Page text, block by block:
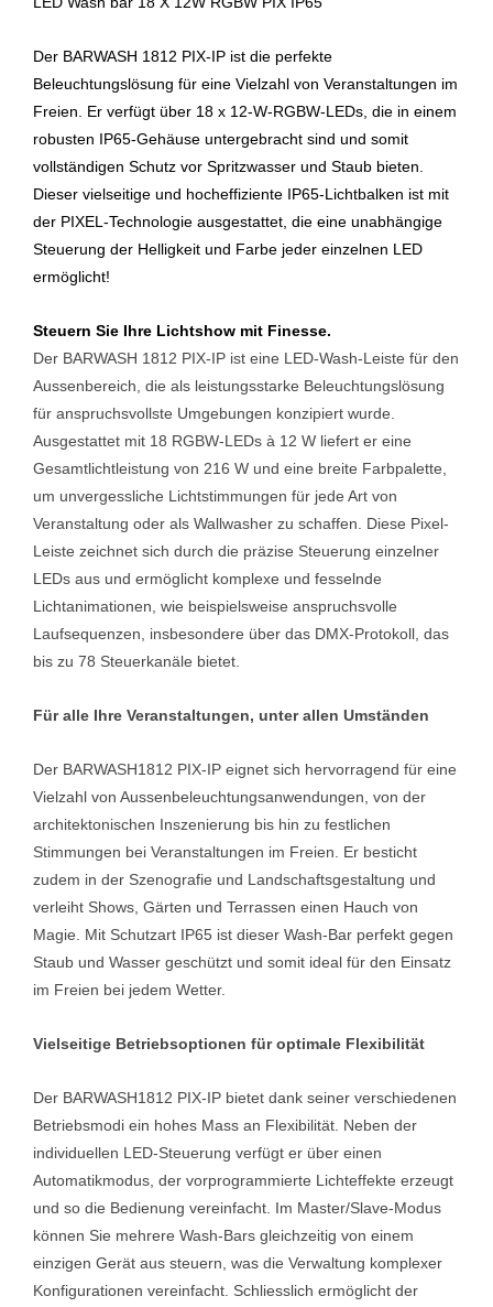
Der BARWASH 1812 PIX-IP ist die perfekte
Beleuchtungslösung für eine Vielzahl von Veranstaltungen im
Freien. Er verfügt über 18 x 12-W-RGBW-LEDs, die in einem
robusten IP65-Gehäuse untergebracht sind und somit
vollständigen Schutz vor Spritzwasser und Staub bieten.
Dieser vielseitige und hocheffiziente IP65-Lichtbalken ist mit
der PIXEL-Technologie ausgestattet, die eine unabhängige
Steuerung der Helligkeit und Farbe jeder einzelnen LED
ermöglicht!
Steuern Sie Ihre Lichtshow mit Finesse.
Der BARWASH 1812 PIX-IP ist eine LED-Wash-Leiste für den
Aussenbereich, die als leistungsstarke Beleuchtungslösung
für anspruchsvollste Umgebungen konzipiert wurde.
Ausgestattet mit 18 RGBW-LEDs à 12 W liefert er eine
Gesamtlichtleistung von 216 W und eine breite Farbpalette,
um unvergessliche Lichtstimmungen für jede Art von
Veranstaltung oder als Wallwasher zu schaffen. Diese Pixel-
Leiste zeichnet sich durch die präzise Steuerung einzelner
LEDs aus und ermöglicht komplexe und fesselnde
Lichtanimationen, wie beispielsweise anspruchsvolle
Laufsequenzen, insbesondere über das DMX-Protokoll, das
bis zu 78 Steuerkanäle bietet.
Für alle Ihre Veranstaltungen, unter allen Umständen
Der BARWASH1812 PIX-IP eignet sich hervorragend für eine
Vielzahl von Aussenbeleuchtungsanwendungen, von der
architektonischen Inszenierung bis hin zu festlichen
Stimmungen bei Veranstaltungen im Freien. Er besticht
zudem in der Szenografie und Landschaftsgestaltung und
verleiht Shows, Gärten und Terrassen einen Hauch von
Magie. Mit Schutzart IP65 ist dieser Wash-Bar perfekt gegen
Staub und Wasser geschützt und somit ideal für den Einsatz
im Freien bei jedem Wetter.
Vielseitige Betriebsoptionen für optimale Flexibilität
Der BARWASH1812 PIX-IP bietet dank seiner verschiedenen
Betriebsmodi ein hohes Mass an Flexibilität. Neben der
individuellen LED-Steuerung verfügt er über einen
Automatikmodus, der vorprogrammierte Lichteffekte erzeugt
und so die Bedienung vereinfacht. Im Master/Slave-Modus
können Sie mehrere Wash-Bars gleichzeitig von einem
einzigen Gerät aus steuern, was die Verwaltung komplexer
Konfigurationen vereinfacht. Schliesslich ermöglicht der